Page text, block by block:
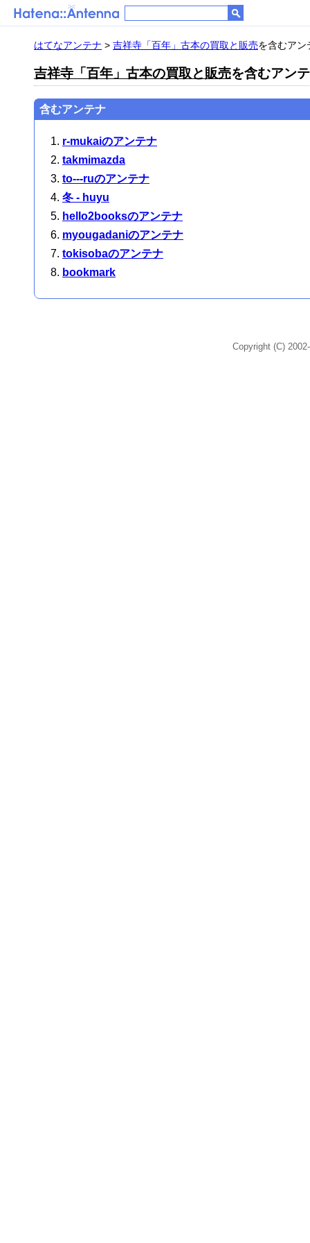
はてなアンテナ > 吉祥寺「百年」古本の買取と販売を含むアン
吉祥寺「百年」古本の買取と販売を含むアン
含むアンテナ
r-mukaiのアンテナ
takmimazda
to---ruのアンテナ
冬 - huyu
hello2booksのアンテナ
myougadaniのアンテナ
tokisobaのアンテナ
bookmark
Copyright (C)